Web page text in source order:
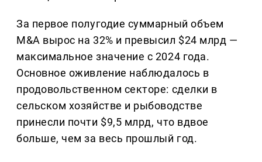
За первое полугодие суммарный объем
M&A вырос на 32% и превысил $24 млрд —
максимальное значение с 2024 года.
Основное оживление наблюдалось в
продовольственном секторе: сделки в
сельском хозяйстве и рыбоводстве
принесли почти $9,5 млрд, что вдвое
больше, чем за весь прошлый год.